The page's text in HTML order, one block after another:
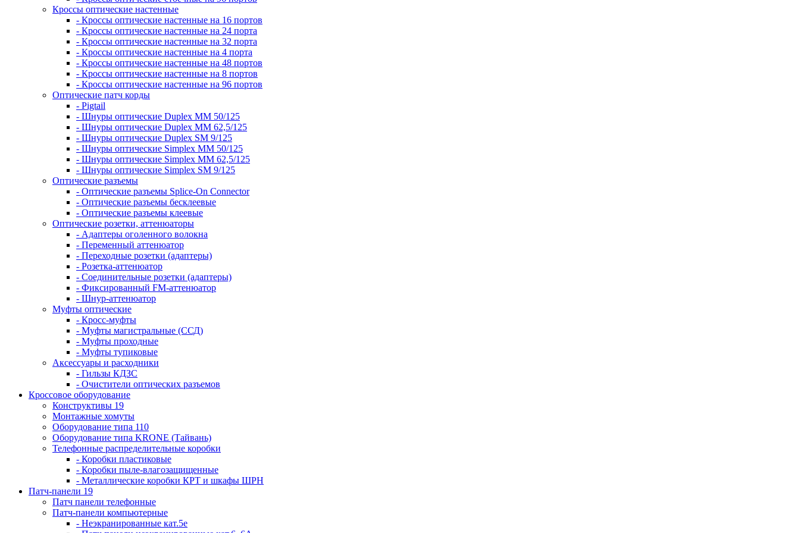
Кроссы оптические настенные
- Кроссы оптические настенные на 16 портов
- Кроссы оптические настенные на 24 порта
- Кроссы оптические настенные на 32 порта
- Кроссы оптические настенные на 4 порта
- Кроссы оптические настенные на 48 портов
- Кроссы оптические настенные на 8 портов
- Кроссы оптические настенные на 96 портов
Оптические патч корды
- Pigtail
- Шнуры оптические Duplex MM 50/125
- Шнуры оптические Duplex MM 62,5/125
- Шнуры оптические Duplex SM 9/125
- Шнуры оптические Simplex MM 50/125
- Шнуры оптические Simplex MM 62,5/125
- Шнуры оптические Simplex SM 9/125
Оптические разъемы
- Оптические разъемы Splice-On Connector
- Оптические разъемы бесклеевые
- Оптические разъемы клеевые
Оптические розетки, аттенюаторы
- Адаптеры оголенного волокна
- Переменный аттенюатор
- Переходные розетки (адаптеры)
- Розетка-аттенюатор
- Соединительные розетки (адаптеры)
- Фиксированный FM-аттенюатор
- Шнур-аттенюатор
Муфты оптические
- Кросс-муфты
- Муфты магистральные (ССД)
- Муфты проходные
- Муфты тупиковые
Аксессуары и расходники
- Гильзы КДЗС
- Очистители оптических разъемов
Кроссовое оборудование
Конструктивы 19
Монтажные хомуты
Оборудование типа 110
Оборудование типа KRONE (Тайвань)
Телефонные распределительные коробки
- Коробки пластиковые
- Коробки пыле-влагозащищенные
- Металлические коробки КРТ и шкафы ШРН
Патч-панели 19
Патч панели телефонные
Патч-панели компьютерные
- Неэкранированные кат.5е